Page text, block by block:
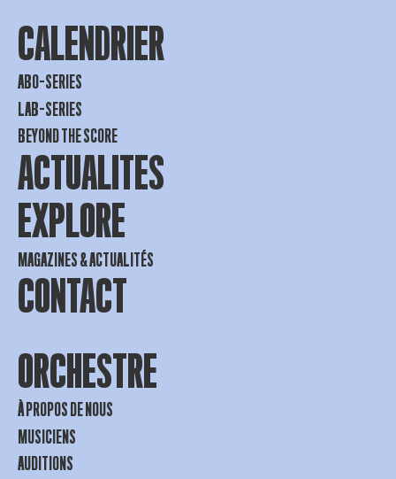
CALENDRIER
ABO-SERIES
LAB-SERIES
BEYOND THE SCORE
ACTUALITES
EXPLORE
MAGAZINES & ACTUALITÉS
CONTACT
ORCHESTRE
À PROPOS DE NOUS
MUSICIENS
AUDITIONS